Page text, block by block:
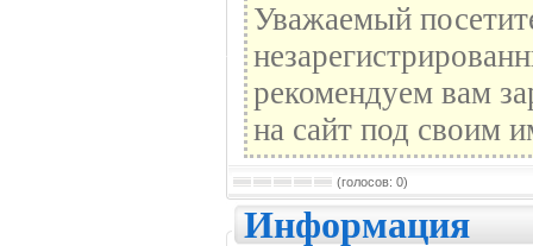
Уважаемый
рекомендуем вам
на сайт под своим
(голосов: 0)
Информация